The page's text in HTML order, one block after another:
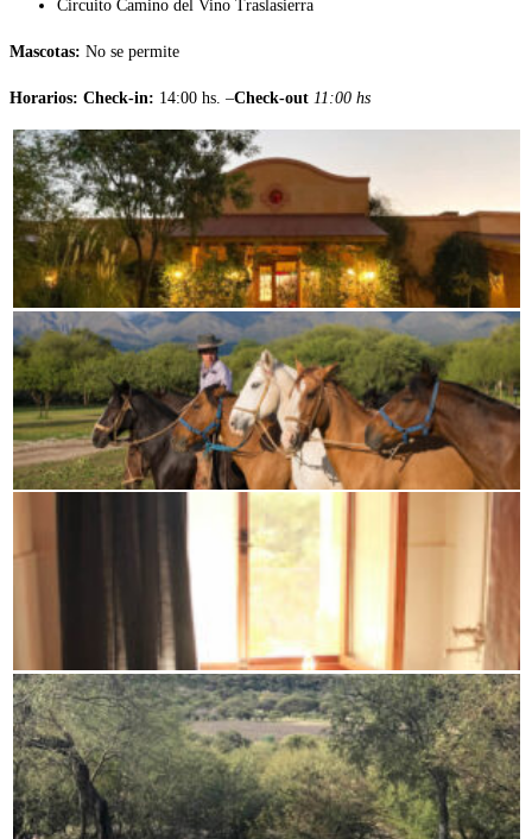
Circuito Camino del Vino Traslasierra
Mascotas: No se permite
Horarios: Check-in: 14:00 hs. –Check-out 11:00 hs